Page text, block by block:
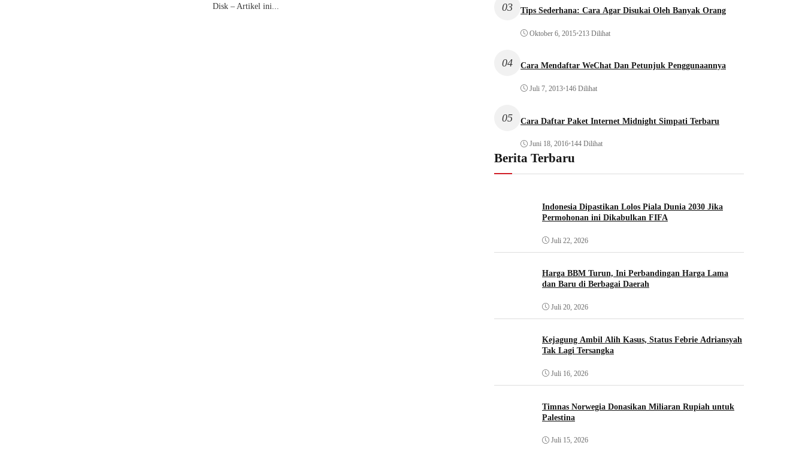
Disk – Artikel ini...
03 Tips Sederhana: Cara Agar Disukai Oleh Banyak Orang
Oktober 6, 2015•213 Dilihat
04 Cara Mendaftar WeChat Dan Petunjuk Penggunaannya
Juli 7, 2013•146 Dilihat
05 Cara Daftar Paket Internet Midnight Simpati Terbaru
Juni 18, 2016•144 Dilihat
Berita Terbaru
Indonesia Dipastikan Lolos Piala Dunia 2030 Jika
Permohonan ini Dikabulkan FIFA
Juli 22, 2026
Harga BBM Turun, Ini Perbandingan Harga Lama
dan Baru di Berbagai Daerah
Juli 20, 2026
Kejagung Ambil Alih Kasus, Status Febrie Adriansyah
Tak Lagi Tersangka
Juli 16, 2026
Timnas Norwegia Donasikan Miliaran Rupiah untuk
Palestina
Juli 15, 2026